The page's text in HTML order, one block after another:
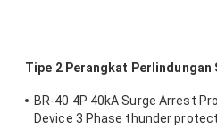
Tipe 2 Perangkat Perlindungan
BR-40 4P 40kA Surge Arrest
Device 3 Phase thunder